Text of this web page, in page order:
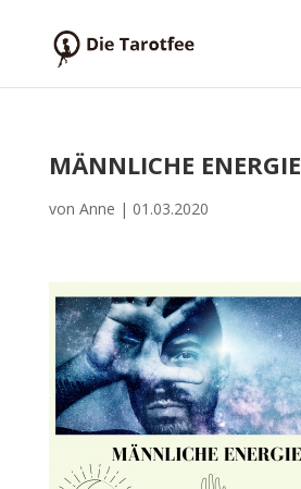
MÄNNLICHE ENERGIE
von Anne | 01.03.2020